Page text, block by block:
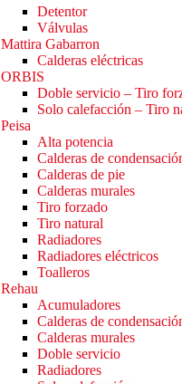
Detentor
Válvulas
Mattira Gabarron
Calderas eléctricas
ORBIS
Doble servicio – Tiro
Solo calefacción – Tiro
Peisa
Alta potencia
Calderas de
Calderas de pie
Calderas murales
Tiro forzado
Tiro natural
Radiadores
Radiadores eléctricos
Toalleros
Rehau
Acumuladores
Calderas de
Calderas murales
Doble servicio
Radiadores